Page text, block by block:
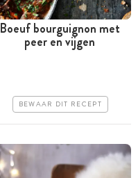
Tussen 30 minuten en 1
Boeuf bourguignon met
peer en vijgen
BEWAAR DIT RECEPT